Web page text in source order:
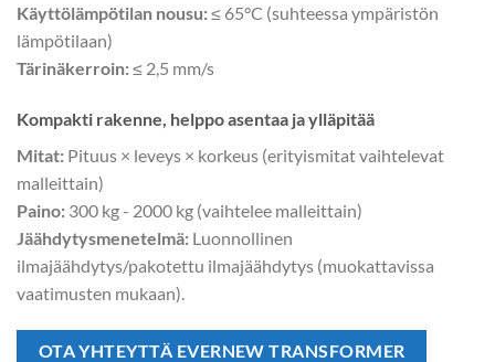
Käyttölämpötilan nousu:≤ 65°C (suhteessa ympäristön
lämpötilaan)
Tärinäkerroin:≤ 2,5 mm/s
Kompakti rakenne, helppo asentaa ja ylläpitää
Mitat: Pituus × leveys × korkeus (erityismitat vaihtelevat
malleittain)
Paino: 300 kg - 2000 kg (vaihtelee malleittain)
Jäähdytysmenetelmä: Luonnollinen
ilmajäähdytys/pakotettu ilmajäähdytys (muokattavissa
vaatimusten mukaan).
OTA YHTEYTTÄ EVERNEW TRANSFORMER